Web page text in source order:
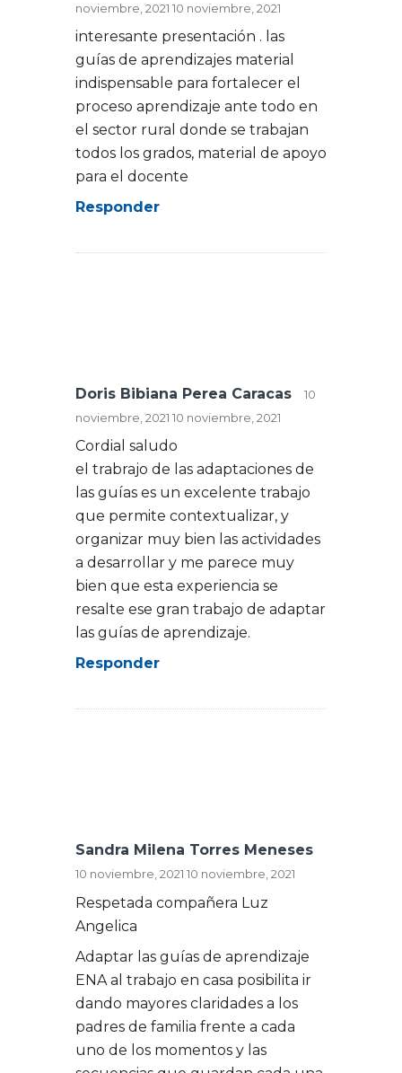
noviembre, 2021 10 noviembre, 2021
interesante presentación . las
guías de aprendizajes material
indispensable para fortalecer el
proceso aprendizaje ante todo en
el sector rural donde se trabajan
todos los grados, material de apoyo
para el docente
Responder
Doris Bibiana Perea Caracas
10
noviembre, 2021 10 noviembre, 2021
Cordial saludo
el trabrajo de las adaptaciones de
las guías es un excelente trabajo
que permite contextualizar, y
organizar muy bien las actividades
a desarrollar y me parece muy
bien que esta experiencia se
resalte ese gran trabajo de adaptar
las guías de aprendizaje.
Responder
Sandra Milena Torres Meneses
10 noviembre, 2021 10 noviembre, 2021
Respetada compañera Luz
Angelica
Adaptar las guías de aprendizaje
ENA al trabajo en casa posibilita ir
dando mayores claridades a los
padres de familia frente a cada
uno de los momentos y las